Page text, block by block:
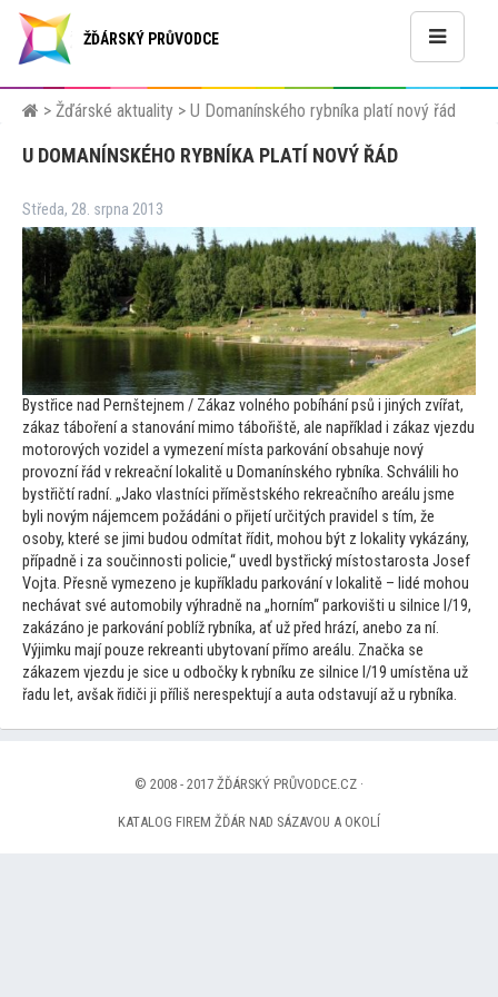
ŽĎÁRSKÝ PRŮVODCE
> Žďárské aktuality > U Domanínského rybníka platí nový řád
U DOMANÍNSKÉHO RYBNÍKA PLATÍ NOVÝ ŘÁD
Středa, 28. srpna 2013
Bystřice nad Pernštejnem / Zákaz volného pobíhání psů i jiných zvířat,
zákaz táboření a stanování mimo tábořiště, ale například i zákaz vjezdu
motorových vozidel a vymezení místa parkování obsahuje nový
provozní řád v rekreační lokalitě u Domanínského rybníka. Schválili ho
bystřičtí radní. „Jako vlastníci příměstského rekreačního areálu jsme
byli novým nájemcem požádáni o přijetí určitých pravidel s tím, že
osoby, které se jimi budou odmítat řídit, mohou být z lokality vykázány,
případně i za součinnosti policie,“ uvedl bystřický místostarosta Josef
Vojta. Přesně vymezeno je kupříkladu parkování v lokalitě – lidé mohou
nechávat své automobily výhradně na „horním“ parkovišti u silnice I/19,
zakázáno je parkování poblíž rybníka, ať už před hrází, anebo za ní.
Výjimku mají pouze rekreanti ubytovaní přímo areálu. Značka se
zákazem vjezdu je sice u odbočky k rybníku ze silnice I/19 umístěna už
řadu let, avšak řidiči ji příliš nerespektují a auta odstavují až u rybníka.
© 2008 - 2017 ŽĎÁRSKÝ PRŮVODCE.CZ ·
KATALOG FIREM ŽĎÁR NAD SÁZAVOU A OKOLÍ